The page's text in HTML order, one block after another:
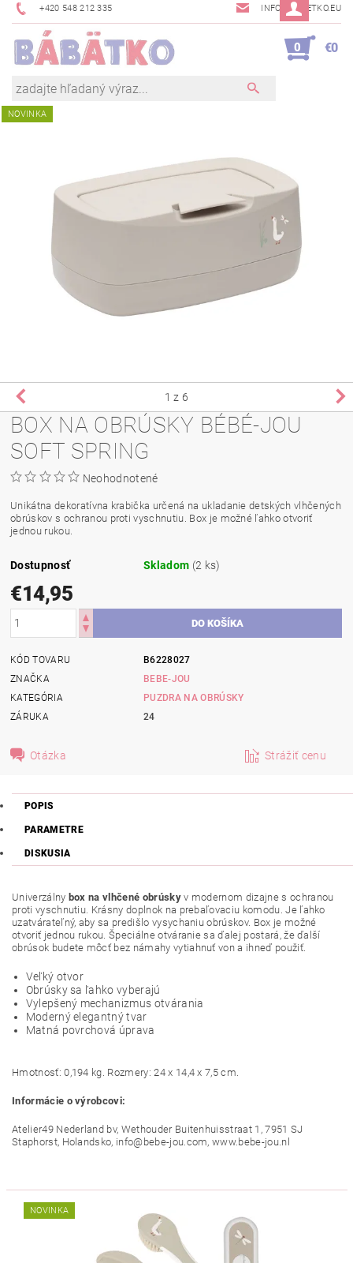
+420 548 212 335 INFO@BABETKO.EU
0 €0
NOVINKA
1 z 6
BOX NA OBRÚSKY BÉBÉ-JOU
SOFT SPRING
Neohodnotené
Unikátna dekoratívna krabička určená na ukladanie detských vlhčených
obrúskov s ochranou proti vyschnutiu. Box je možné ľahko otvoriť
jednou rukou.
Dostupnosť Skladom (2 ks)
€14,95
KÓD TOVARU
B6228027
ZNAČKA
BEBE-JOU
KATEGÓRIA
PUZDRA NA OBRÚSKY
ZÁRUKA
24
Otázka Strážiť cenu
POPIS
PARAMETRE
DISKUSIA
Univerzálny box na vlhčené obrúskyv modernom dizajne s ochranou
proti vyschnutiu. Krásny doplnok na prebaľovaciu komodu. Je ľahko
uzatvárateľný, aby sa predišlo vysychaniu obrúskov. Box je možné
otvoriť jednou rukou. Špeciálne otváranie sa ďalej postará, že ďalší
obrúsok budete môcť bez námahy vytiahnuť von a ihneď použiť.
Veľký otvor
Obrúsky sa ľahko vyberajú
Vylepšený mechanizmus otvárania
Moderný elegantný tvar
Matná povrchová úprava
Hmotnosť: 0,194 kg. Rozmery: 24 x 14,4 x 7,5 cm.
Informácie o výrobcovi:
Atelier49 Nederland bv, Wethouder Buitenhuisstraat 1, 7951 SJ
Staphorst, Holandsko, info@bebe-jou.com, www.bebe-jou.nl
NOVINKA